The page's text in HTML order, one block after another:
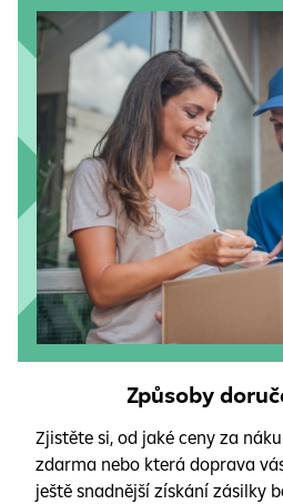
Způsoby
Zjistěte si, od jaké ceny za
zdarma nebo která doprava
ještě snadnější získání zásilky